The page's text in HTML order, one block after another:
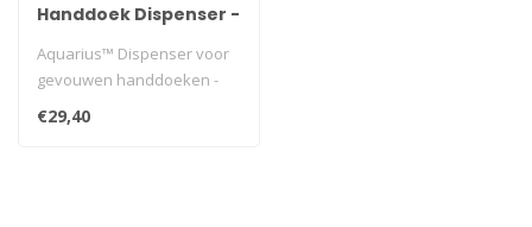
Handdoek Dispenser -
Aquarius™ Dispenser voor
gevouwen handdoeken -
één witte dispenser voor
papi..
€29,40